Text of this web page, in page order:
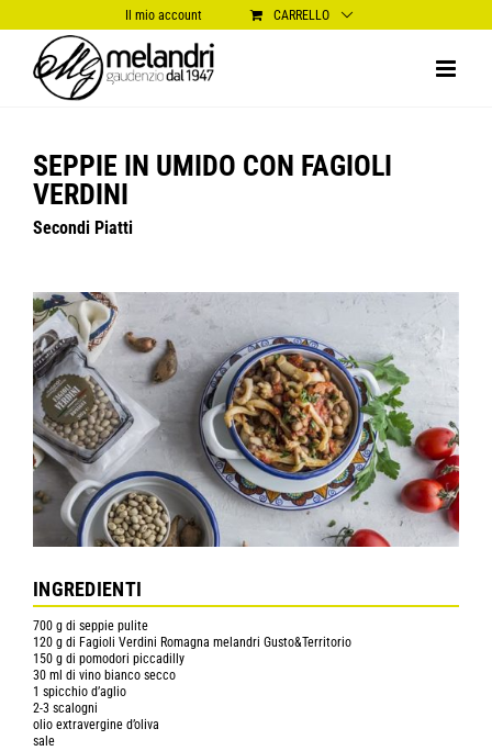
al
contenuto
Il mio account CARRELLO
SEPPIE IN UMIDO CON FAGIOLI
VERDINI
Secondi Piatti
INGREDIENTI
700 g di seppie pulite
120 g di Fagioli Verdini Romagna melandri Gusto&Territorio
150 g di pomodori piccadilly
30 ml di vino bianco secco
1 spicchio d’aglio
2-3 scalogni
olio extravergine d’oliva
sale